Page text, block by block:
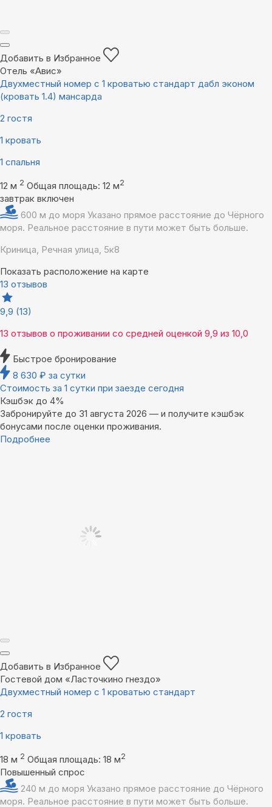
Добавить в Избранное
Отель «Авис»
Двухместный номер с 1 кроватью стандарт дабл эконом
(кровать 1.4) мансарда
2 гостя
1 кровать
1 спальня
12 м 2 Общая площадь: 12 м2
завтрак включен
600 м до моря Указано прямое расстояние до Чёрного
моря. Реальное расстояние в пути может быть больше.
Криница, Речная улица, 5к8
Показать расположение на карте
13 отзывов
9,9 (13)
13 отзывов о проживании со средней оценкой 9,9 из 10,0
Быстрое бронирование
8 630 ₽ за сутки
Стоимость за 1 сутки при заезде сегодня
Кэшбэк до 4%
Забронируйте до 31 августа 2026 — и получите кэшбэк
бонусами после оценки проживания.
Подробнее
Добавить в Избранное
Гостевой дом «Ласточкино гнездо»
Двухместный номер с 1 кроватью стандарт
2 гостя
1 кровать
18 м 2 Общая площадь: 18 м2
Повышенный спрос
240 м до моря Указано прямое расстояние до Чёрного
моря. Реальное расстояние в пути может быть больше.